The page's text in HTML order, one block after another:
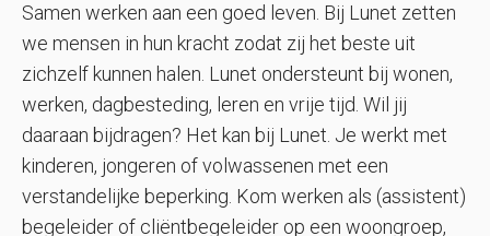
Samen werken aan een goed leven. Bij Lunet zetten
we mensen in hun kracht zodat zij het beste uit
zichzelf kunnen halen. Lunet ondersteunt bij wonen,
werken, dagbesteding, leren en vrije tijd. Wil jij
daaraan bijdragen? Het kan bij Lunet. Je werkt met
kinderen, jongeren of volwassenen met een
verstandelijke beperking. Kom werken als (assistent)
begeleider of cliëntbegeleider op een woongroep,